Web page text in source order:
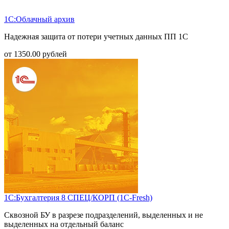
1С:Облачный архив
Надежная защита от потери учетных данных ПП 1С
от 1350.00 рублей
1С:Бухгалтерия 8 СПЕЦ/КОРП (1С-Fresh)
Сквозной БУ в разрезе подразделений, выделенных и не
выделенных на отдельный баланс